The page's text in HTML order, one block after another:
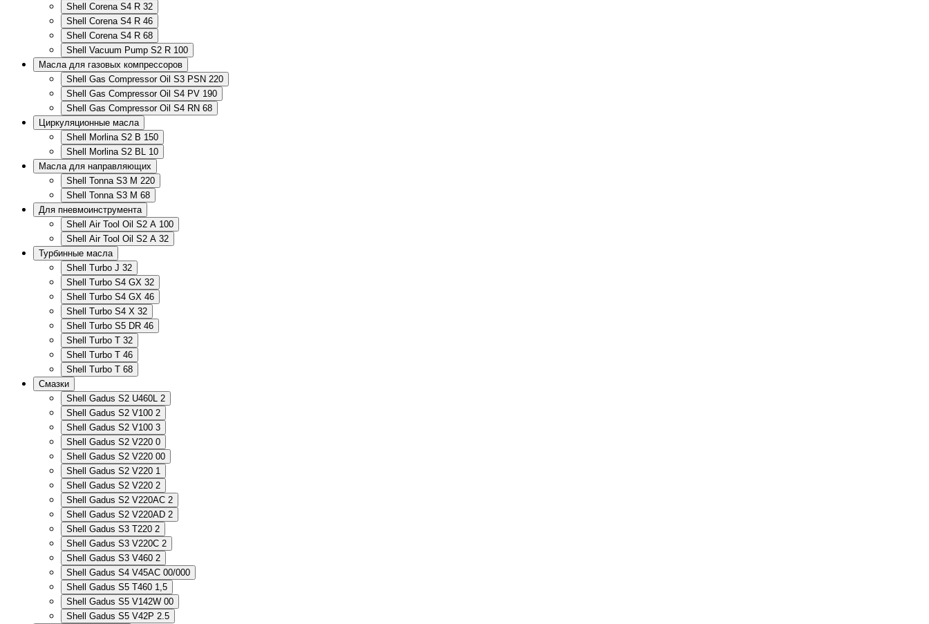
Shell Corena S4 R 32
Shell Corena S4 R 46
Shell Corena S4 R 68
Shell Vacuum Pump S2 R 100
Масла для газовых компрессоров
Shell Gas Compressor Oil S3 PSN 220
Shell Gas Compressor Oil S4 PV 190
Shell Gas Compressor Oil S4 RN 68
Циркуляционные масла
Shell Morlina S2 B 150
Shell Morlina S2 BL 10
Масла для направляющих
Shell Tonna S3 M 220
Shell Tonna S3 M 68
Для пневмоинструмента
Shell Air Tool Oil S2 A 100
Shell Air Tool Oil S2 A 32
Турбинные масла
Shell Turbo J 32
Shell Turbo S4 GX 32
Shell Turbo S4 GX 46
Shell Turbo S4 X 32
Shell Turbo S5 DR 46
Shell Turbo T 32
Shell Turbo T 46
Shell Turbo T 68
Смазки
Shell Gadus S2 U460L 2
Shell Gadus S2 V100 2
Shell Gadus S2 V100 3
Shell Gadus S2 V220 0
Shell Gadus S2 V220 00
Shell Gadus S2 V220 1
Shell Gadus S2 V220 2
Shell Gadus S2 V220AC 2
Shell Gadus S2 V220AD 2
Shell Gadus S3 T220 2
Shell Gadus S3 V220C 2
Shell Gadus S3 V460 2
Shell Gadus S4 V45AC 00/000
Shell Gadus S5 T460 1,5
Shell Gadus S5 V142W 00
Shell Gadus S5 V42P 2.5